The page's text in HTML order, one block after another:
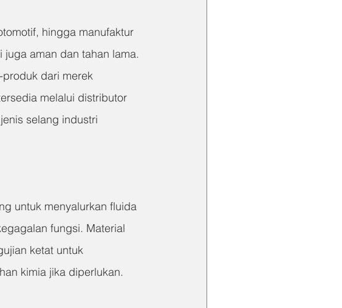
hingga manufaktur
aman dan tahan lama.
dari merek
melalui distributor
selang industri
untuk menyalurkan fluida
fungsi. Material
ketat untuk
kimia jika diperlukan.